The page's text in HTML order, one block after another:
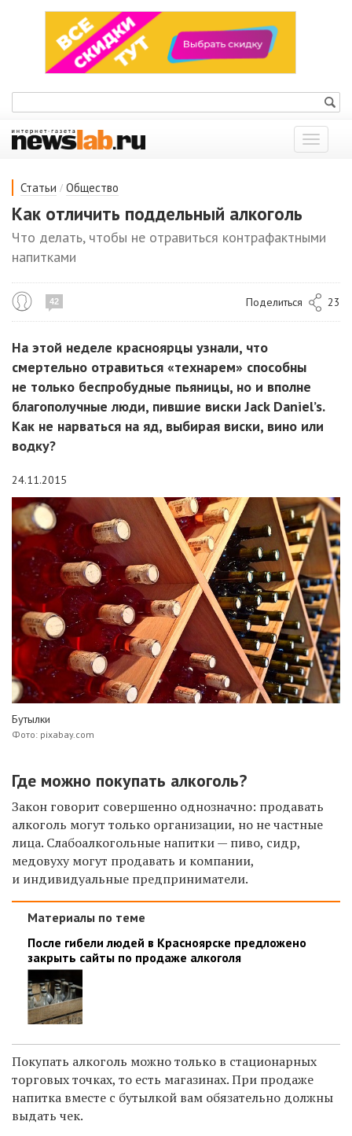
Показать
меню
Статьи / Общество
Как отличить поддельный алкоголь
Что делать, чтобы не отравиться контрафактными
напитками
42 Поделиться 23
На этой неделе красноярцы узнали, что
смертельно отравиться «технарем» способны
не только беспробудные пьяницы, но и вполне
благополучные люди, пившие виски Jack Daniel’s.
Как не нарваться на яд, выбирая виски, вино или
водку?
24.11.2015
Бутылки
Фото: pixabay.com
Где можно покупать алкоголь?
Закон говорит совершенно однозначно: продавать
алкоголь могут только организации, но не частные
лица. Слабоалкогольные напитки — пиво, сидр,
медовуху могут продавать и компании,
и индивидуальные предприниматели.
Материалы по теме
После гибели людей в Красноярске предложено
закрыть сайты по продаже алкоголя
Покупать алкоголь можно только в стационарных
торговых точках, то есть магазинах. При продаже
напитка вместе с бутылкой вам обязательно должны
выдать чек.